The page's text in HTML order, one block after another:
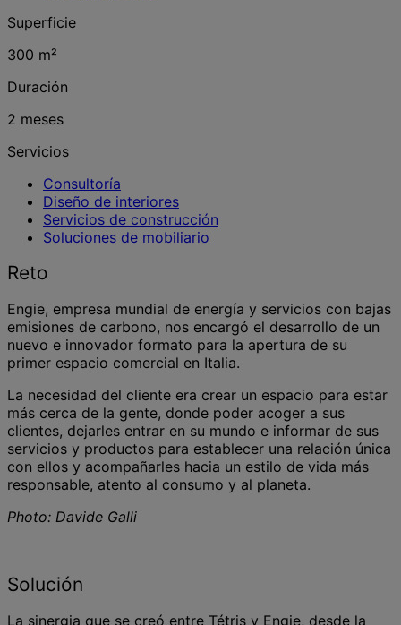
Superficie
300 m²
Duración
2 meses
Servicios
Consultoría
Diseño de interiores
Servicios de construcción
Soluciones de mobiliario
Reto
Engie, empresa mundial de energía y servicios con bajas
emisiones de carbono, nos encargó el desarrollo de un
nuevo e innovador formato para la apertura de su
primer espacio comercial en Italia.
La necesidad del cliente era crear un espacio para estar
más cerca de la gente, donde poder acoger a sus
clientes, dejarles entrar en su mundo e informar de sus
servicios y productos para establecer una relación única
con ellos y acompañarles hacia un estilo de vida más
responsable, atento al consumo y al planeta.
Photo: Davide Galli
Solución
La sinergia que se creó entre Tétris y Engie, desde la